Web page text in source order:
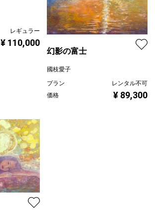
レギュラー
¥ 110,000
幻影の富士
國枝愛子
プラン
レンタル不可
価格
¥ 89,300